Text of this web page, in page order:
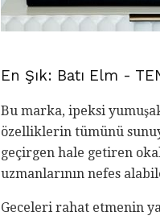
En Şık: Batı Elm -
Bu marka, ipeksi
özelliklerin tümünü
geçirgen hale getiren
uzmanlarının nefes
Geceleri rahat etmenin